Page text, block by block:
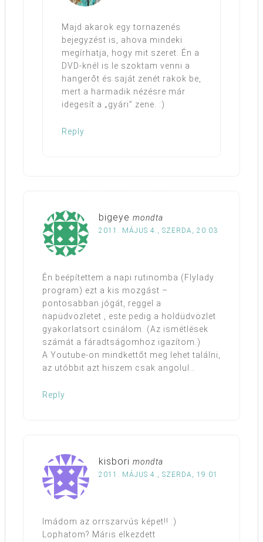
Majd akarok egy tornazenés
bejegyzést is, ahova mindeki
megírhatja, hogy mit szeret. Én a
DVD-knél is le szoktam venni a
hangerőt és saját zenét rakok be,
mert a harmadik nézésre már
idegesít a „gyári” zene. :)
Reply
bigeye mondta
2011. MÁJUS 4., SZERDA, 20:03
Én beépítettem a napi rutinomba (Flylady
program) ezt a kis mozgást –
pontosabban jógát, reggel a
napüdvözletet , este pedig a holdüdvözlet
gyakorlatsort csinálom. (Az ismétlések
számát a fáradtságomhoz igazítom.)
A Youtube-on mindkettőt meg lehet találni,
az utóbbit azt hiszem csak angolul…
Reply
kisbori mondta
2011. MÁJUS 4., SZERDA, 19:01
Imádom az orrszarvús képet!! :)
Lophatom? Máris elkezdett